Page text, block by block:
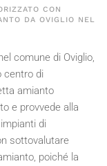
CON
DA OVIGLIO NEL
comune di Oviglio,
centro di
amianto
e provvede alla
di
sottovalutare
poiché la